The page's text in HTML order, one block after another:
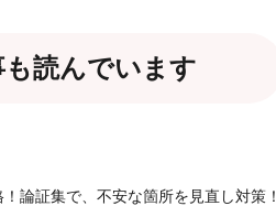
読んでいます
論証集で、不安な箇所を見直し対策！